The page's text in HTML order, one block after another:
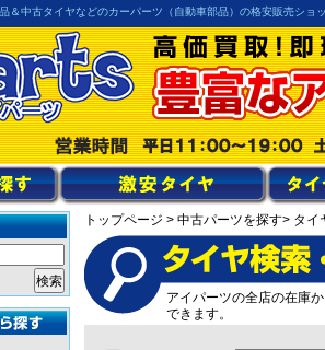
＆中古タイヤなどのカーパーツ（自動車部品）の格安販売ショ
トップページ > 中古パーツを探す> タイ
アイパーツの全店の在庫
できます。